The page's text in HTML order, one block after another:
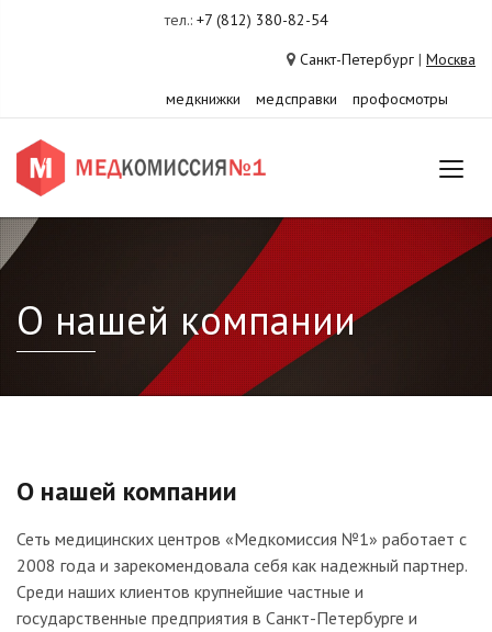
тел.: +7 (812) 380-82-54
Санкт-Петербург | Москва
медкнижки
медсправки профосмотры
О нашей компании
О нашей компании
Сеть медицинских центров «Медкомиссия №1» работает с
2008 года и зарекомендовала себя как надежный партнер.
Среди наших клиентов крупнейшие частные и
государственные предприятия в Санкт-Петербурге и